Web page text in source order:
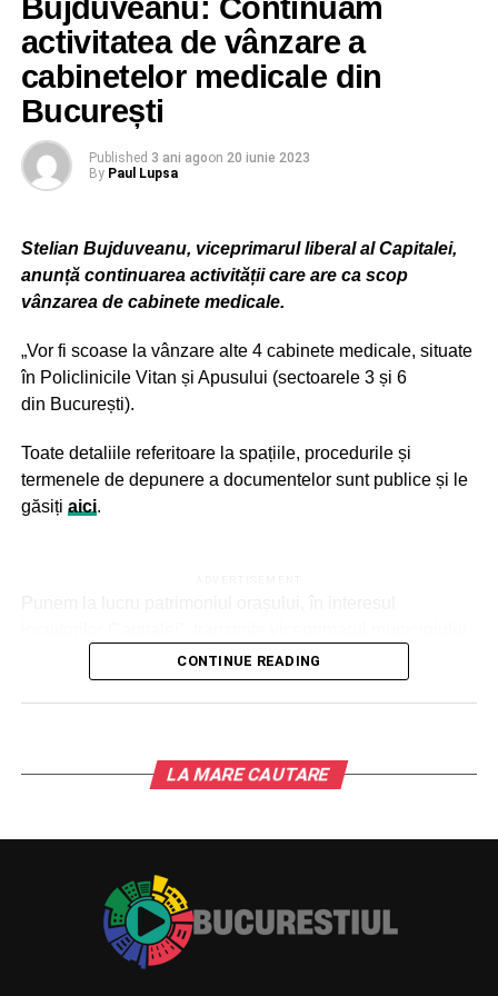
– Spitalul Clinic “Dr. Ion Cantacuzino” – proiectul
“Modernizarea reţelei de calculatoare, asigurarea
cerinţelor de securitate necesare funcţionării
corespunzătoare a aplicaţiilor clinice şi non clinice şi
digitalizarea fluxurilor de documente”, în valoare de
6.468.434 lei, dintre care cheltuieli nerambursabile 5. 876.
234 lei (inclusiv TVA), iar contribuţia proprie a
– Spitalul Clinic Colentina – proiectul “Digitalizarea
fluxurilor interne de documente şi a modalităţii de
TVA) – cheltuieli nerambursabile;
– Spitalul Clinic Filantropia – proiectul “Digitalizarea
dintre care cheltuieli nerambursabile 5.877.386 lei
(inclusiv TVA), iar contribuţia proprie – 23.800 lei (inclusiv
TVA);
adresabilităţii şi interoperabilităţii”, în valoare de
6.225.376 lei (inclusiv TVA), dintre care cheltuieli
– Spitalul Clinic de Copii “Doctor Victor Gomoiu” –
– Spitalul Clinic de Obstetrică-Ginecologie “Prof. Dr.
Panait Sîrbu” – proiectul “Creşterea nivelului de
digitalizare”, în cuantum de 5.877.410 lei (inclusiv TVA) –
Bujduveanu: Continuăm
activitatea de vânzare a
cabinetelor medicale din
București
Published 3 ani agoon 20 iunie 2023
By Paul Lupsa
Stelian Bujduveanu, viceprimarul liberal al Capitalei,
anunță continuarea activității care are ca scop
vânzarea de cabinete medicale.
„Vor fi scoase la vânzare alte 4 cabinete medicale, situate
în Policlinicile Vitan și Apusului (sectoarele 3 și 6
din București).
Toate detaliile referitoare la spațiile, procedurile și
termenele de depunere a documentelor sunt publice și le
găsiți aici.
CONTINUE READING
LA MARE CAUTARE